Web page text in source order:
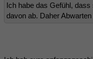
Ich habe das Gefühl,
davon ab. Daher